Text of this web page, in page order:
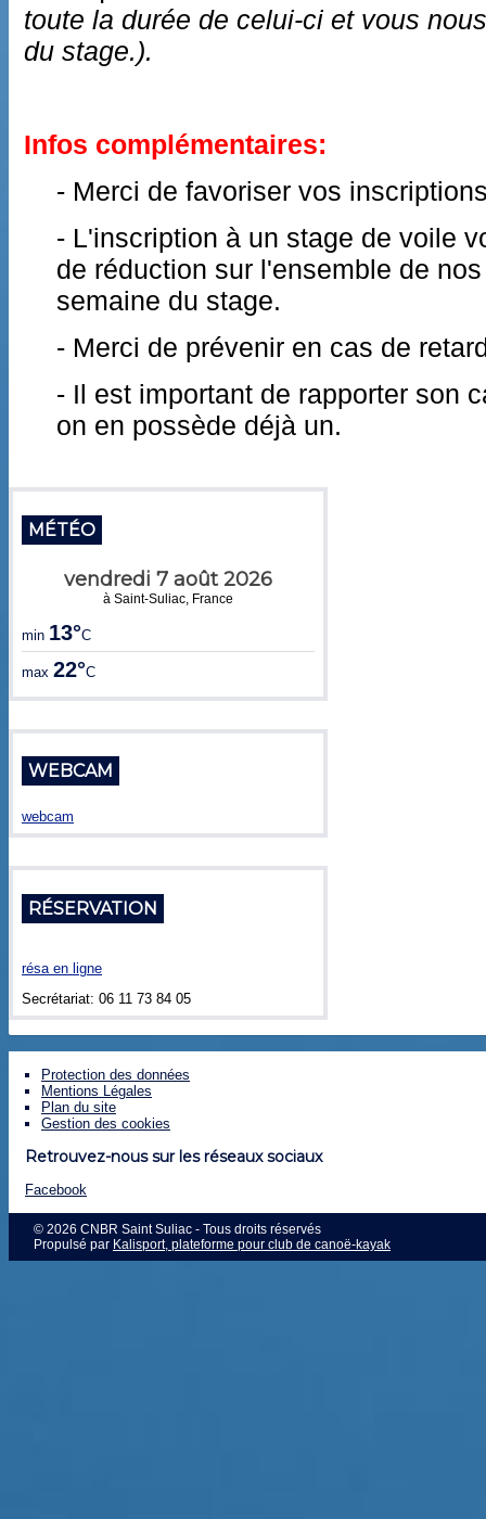
toute la durée de celui-ci et vous
du stage.).
Infos complémentaires:
- Merci de favoriser vos
- L'inscription à un stage de voile
de réduction sur l'ensemble de
semaine du stage.
- Merci de prévenir en cas de
- Il est important de rapporter son
on en possède déjà un.
MÉTÉO
vendredi 7 août 2026
à Saint-Suliac, France
min 13°C
max 22°C
WEBCAM
webcam
RÉSERVATION
résa en ligne
Secrétariat: 06 11 73 84 05
Protection des données
Mentions Légales
Plan du site
Gestion des cookies
Retrouvez-nous sur les réseaux sociaux
Facebook
© 2026 CNBR Saint Suliac - Tous droits réservés
Propulsé par Kalisport, plateforme pour club de canoë-kayak